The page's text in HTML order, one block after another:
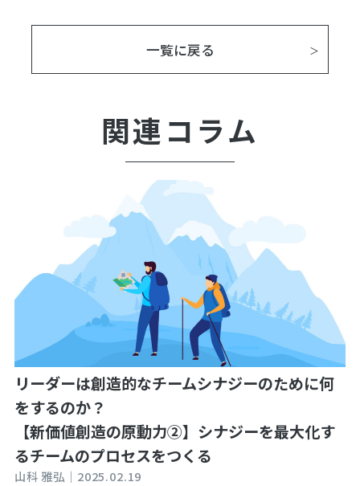
一覧に戻る
関連コラム
リーダーは創造的なチームシナジーのために何
をするのか？
【新価値創造の原動力②】シナジーを最大化す
るチームのプロセスをつくる
山科 雅弘｜ 2025.02.19